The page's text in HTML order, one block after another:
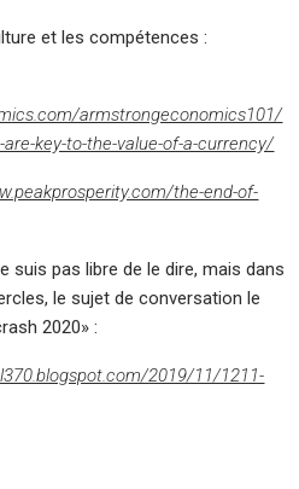
et les compétences :
armstrongeconomics101/
key-to-the-value-of-a-currency/
the-end-of-
suis pas libre de le dire, mais dans
le sujet de conversation le
2020» :
2019/11/1211-